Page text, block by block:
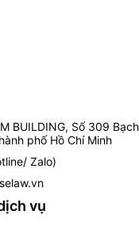
BUILDING, Số 309
phố Hồ Chí Minh
Zalo)
vụ